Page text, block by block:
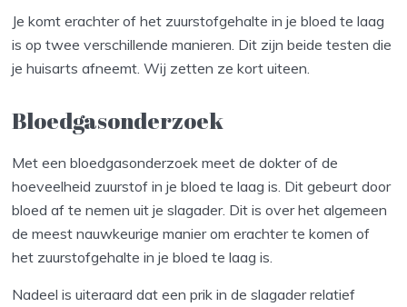
Je komt erachter of het zuurstofgehalte in je bloed te laag
is op twee verschillende manieren. Dit zijn beide testen die
je huisarts afneemt. Wij zetten ze kort uiteen.
Bloedgasonderzoek
Met een bloedgasonderzoek meet de dokter of de
hoeveelheid zuurstof in je bloed te laag is. Dit gebeurt door
bloed af te nemen uit je slagader. Dit is over het algemeen
de meest nauwkeurige manier om erachter te komen of
het zuurstofgehalte in je bloed te laag is.
Nadeel is uiteraard dat een prik in de slagader relatief